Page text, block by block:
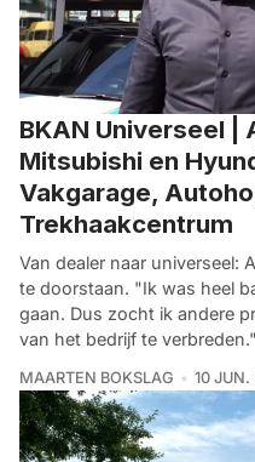
BKAN Universeel |
Mitsubishi en
Vakgarage,
Trekhaakcentrum
Van dealer naar universeel:
te doorstaan. "Ik was heel
gaan. Dus zocht ik andere
van het bedrijf te verbreden."
MAARTEN BOKSLAG 10